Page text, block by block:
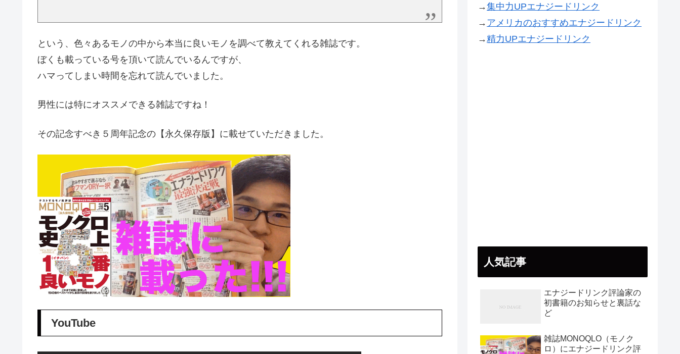
という、色々あるモノの中から本当に良いモノを調べて教えてくれる雑誌です。
ぼくも載っている号を頂いて読んでいるんですが、
ハマってしまい時間を忘れて読んでいました。
男性には特にオススメできる雑誌ですね！
その記念すべき５周年記念の【永久保存版】に載せていただきました。
YouTube
→集中力UPエナジードリンク
→ アメリカのおすすめエナジードリンク
→精力UPエナジードリンク
人気記事
エナジードリンク評論家の
初書籍のお知らせと裏話な
ど
雑誌MONOQLO（モノク
ロ）にエナジードリンク評